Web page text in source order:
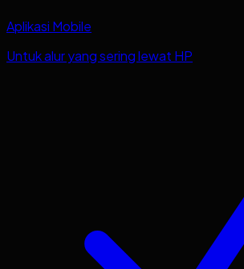
Aplikasi Mobile
Untuk alur yang sering lewat HP